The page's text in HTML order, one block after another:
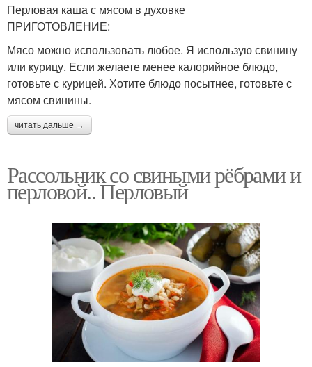
Перловая каша с мясом в духовке
ПРИГОТОВЛЕНИЕ:
Мясо можно использовать любое. Я использую свинину
или курицу. Если желаете менее калорийное блюдо,
готовьте с курицей. Хотите блюдо посытнее, готовьте с
мясом свинины.
читать дальше →
Рассольник со свиными рёбрами и
перловой.. Перловый